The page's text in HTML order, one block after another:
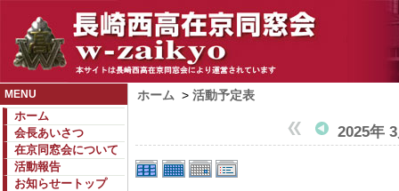
MENU
ホーム
会長あいさつ
在京同窓会について
活動報告
お知らせートップ
ホーム > 活動予定表
2025年